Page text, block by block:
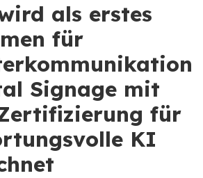
als erstes
für
Signage mit
für
KI